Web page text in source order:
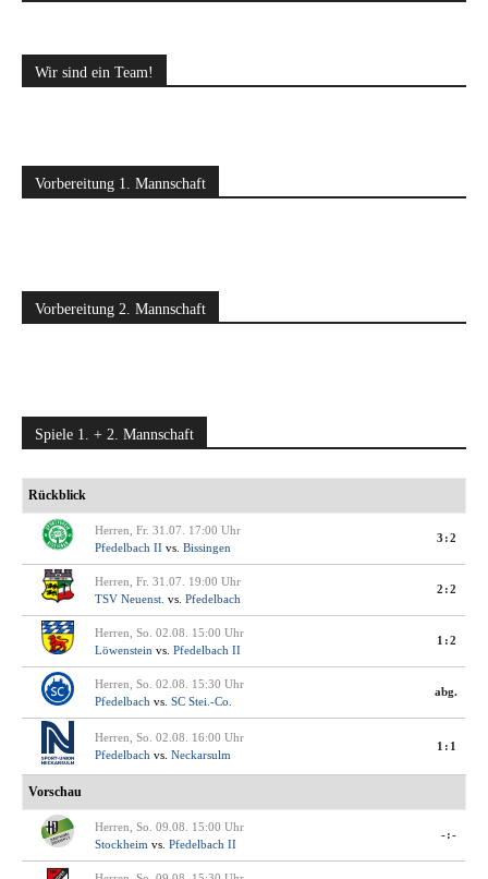
Wir sind ein Team!
Vorbereitung 1. Mannschaft
Vorbereitung 2. Mannschaft
Spiele 1. + 2. Mannschaft
Rückblick
Herren, Fr. 31.07. 17:00 Uhr
Pfedelbach II vs. Bissingen
3:2
Herren, Fr. 31.07. 19:00 Uhr
TSV Neuenst. vs. Pfedelbach
2:2
Herren, So. 02.08. 15:00 Uhr
Löwenstein vs. Pfedelbach II
1:2
Herren, So. 02.08. 15:30 Uhr
Pfedelbach vs. SC Stei.-Co.
abg.
Herren, So. 02.08. 16:00 Uhr
Pfedelbach vs. Neckarsulm
1:1
Vorschau
Herren, So. 09.08. 15:00 Uhr
Stockheim vs. Pfedelbach II
-:-